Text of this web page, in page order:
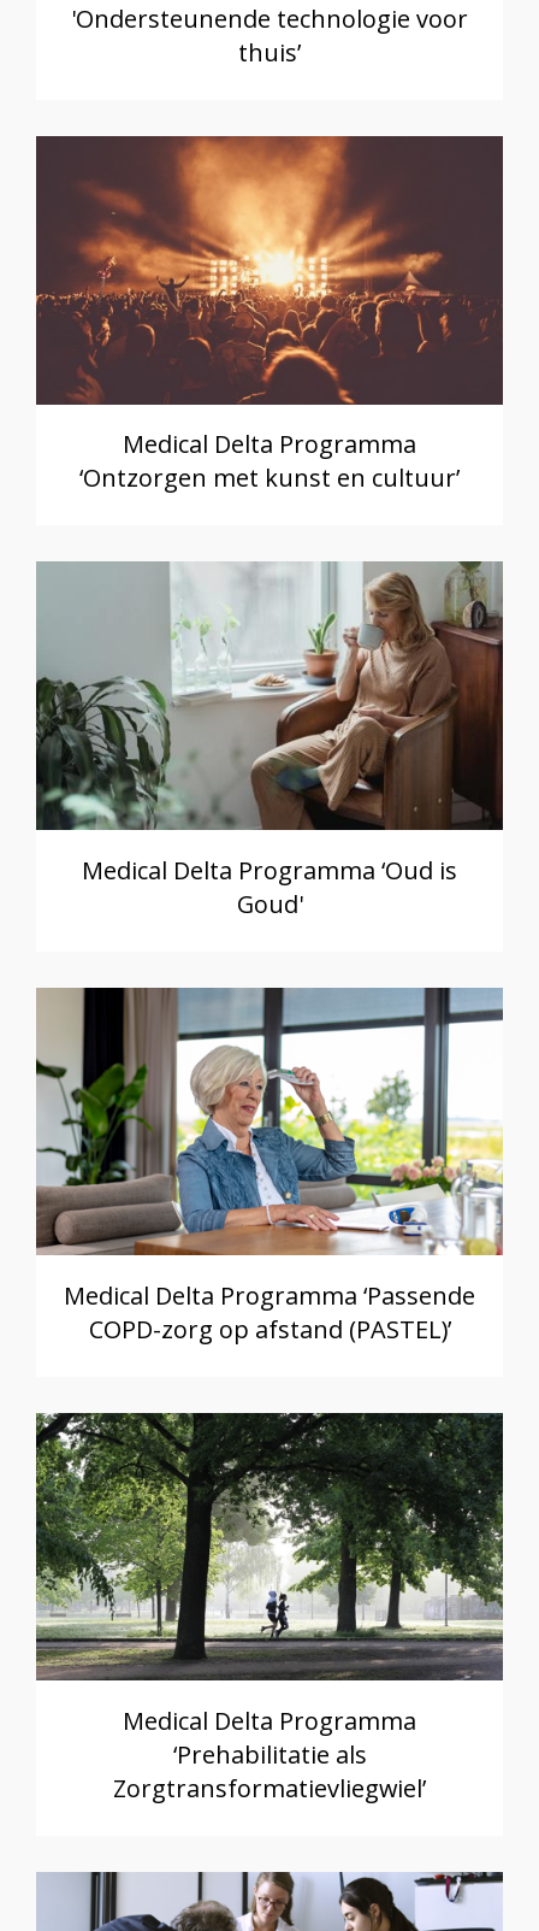
'Ondersteunende technologie voor
thuis’
Medical Delta Programma
‘Ontzorgen met kunst en cultuur’
Medical Delta Programma ‘Oud is
Goud'
Medical Delta Programma ‘Passende
COPD-zorg op afstand (PASTEL)’
Medical Delta Programma
‘Prehabilitatie als
Zorgtransformatievliegwiel’